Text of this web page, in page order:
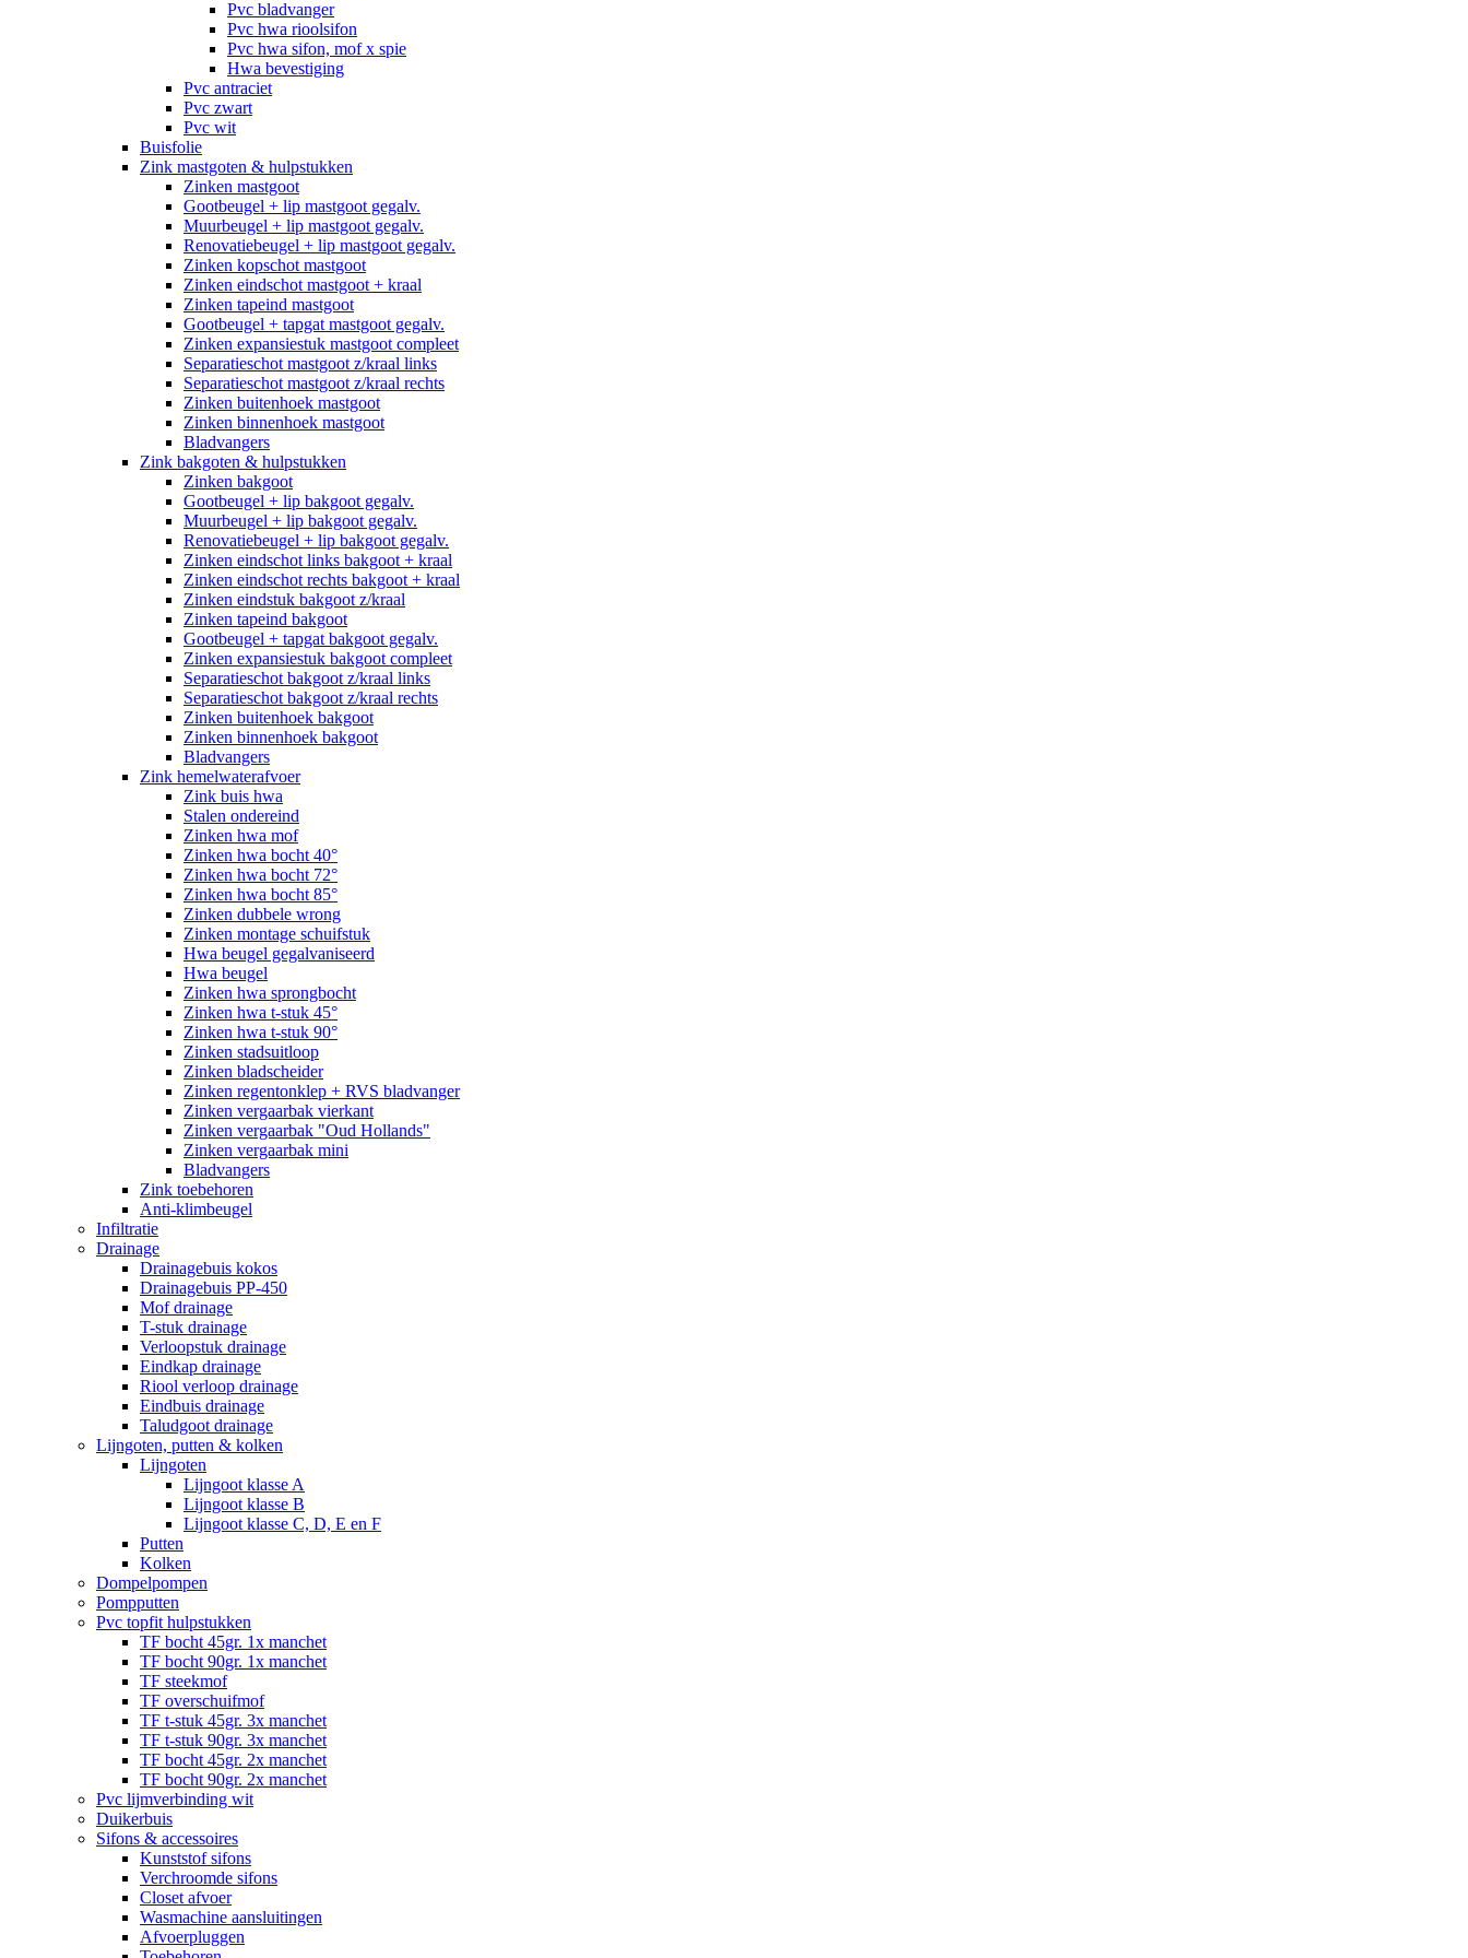
Pvc bladvanger
Pvc hwa rioolsifon
Pvc hwa sifon, mof x spie
Hwa bevestiging
Pvc antraciet
Pvc zwart
Pvc wit
Buisfolie
Zink mastgoten & hulpstukken
Zinken mastgoot
Gootbeugel + lip mastgoot gegalv.
Muurbeugel + lip mastgoot gegalv.
Renovatiebeugel + lip mastgoot gegalv.
Zinken kopschot mastgoot
Zinken eindschot mastgoot + kraal
Zinken tapeind mastgoot
Gootbeugel + tapgat mastgoot gegalv.
Zinken expansiestuk mastgoot compleet
Separatieschot mastgoot z/kraal links
Separatieschot mastgoot z/kraal rechts
Zinken buitenhoek mastgoot
Zinken binnenhoek mastgoot
Bladvangers
Zink bakgoten & hulpstukken
Zinken bakgoot
Gootbeugel + lip bakgoot gegalv.
Muurbeugel + lip bakgoot gegalv.
Renovatiebeugel + lip bakgoot gegalv.
Zinken eindschot links bakgoot + kraal
Zinken eindschot rechts bakgoot + kraal
Zinken eindstuk bakgoot z/kraal
Zinken tapeind bakgoot
Gootbeugel + tapgat bakgoot gegalv.
Zinken expansiestuk bakgoot compleet
Separatieschot bakgoot z/kraal links
Separatieschot bakgoot z/kraal rechts
Zinken buitenhoek bakgoot
Zinken binnenhoek bakgoot
Bladvangers
Zink hemelwaterafvoer
Zink buis hwa
Stalen ondereind
Zinken hwa mof
Zinken hwa bocht 40°
Zinken hwa bocht 72°
Zinken hwa bocht 85°
Zinken dubbele wrong
Zinken montage schuifstuk
Hwa beugel gegalvaniseerd
Hwa beugel
Zinken hwa sprongbocht
Zinken hwa t-stuk 45°
Zinken hwa t-stuk 90°
Zinken stadsuitloop
Zinken bladscheider
Zinken regentonklep + RVS bladvanger
Zinken vergaarbak vierkant
Zinken vergaarbak "Oud Hollands"
Zinken vergaarbak mini
Bladvangers
Zink toebehoren
Anti-klimbeugel
Infiltratie
Drainage
Drainagebuis kokos
Drainagebuis PP-450
Mof drainage
T-stuk drainage
Verloopstuk drainage
Eindkap drainage
Riool verloop drainage
Eindbuis drainage
Taludgoot drainage
Lijngoten, putten & kolken
Lijngoten
Lijngoot klasse A
Lijngoot klasse B
Lijngoot klasse C, D, E en F
Putten
Kolken
Dompelpompen
Pompputten
Pvc topfit hulpstukken
TF bocht 45gr. 1x manchet
TF bocht 90gr. 1x manchet
TF steekmof
TF overschuifmof
TF t-stuk 45gr. 3x manchet
TF t-stuk 90gr. 3x manchet
TF bocht 45gr. 2x manchet
TF bocht 90gr. 2x manchet
Pvc lijmverbinding wit
Duikerbuis
Sifons & accessoires
Kunststof sifons
Verchroomde sifons
Closet afvoer
Wasmachine aansluitingen
Afvoerpluggen